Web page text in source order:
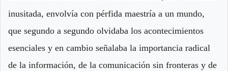
inusitada, envolvía con pérfida maestría a un mundo,
que segundo a segundo olvidaba los acontecimientos
esenciales y en cambio señalaba la importancia radical
de la información, de la comunicación sin fronteras y de